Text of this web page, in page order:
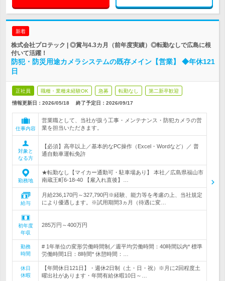
新着
株式会社プロテック | ◎賞与4.3カ月（前年度実績）◎転勤なしで広島に根
付いて活躍！
防犯・防災用途カメラシステムの既存メイン【営業】 ◆年休121
日
正社員 職種・業種未経験OK 急募 転勤なし 第二新卒歓迎
情報更新日：2026/05/18 終了予定日： 2026/09/17
仕事内容
営業職として、当社が扱う工事・メンテナンス・防犯カメラの営
業を担当いただきます。
対象と
なる方
【必須】高卒以上／基本的なPC操作（Excel・Wordなど）／ 普
通自動車運転免許
勤務地
★転勤なし【マイカー通勤可・駐車場あり】 本社／広島県福山市
南蔵王町6-18-40 【雇入れ直後】…
給与
月給236,170円～327,790円※経験、能力等を考慮の上、当社規定
により優遇します。※試用期間3ヵ月（待遇に変…
初年度
年収
285万円～400万円
勤務
時間
# 1年単位の変形労働時間制／週平均労働時間：40時間以内* 標準
労働時間1日：8時間* 休憩時間：…
休日
休暇
【年間休日121日】・週休2日制（土・日・祝）※月に2回程度土
曜出社があります・年間有給休暇10日～…